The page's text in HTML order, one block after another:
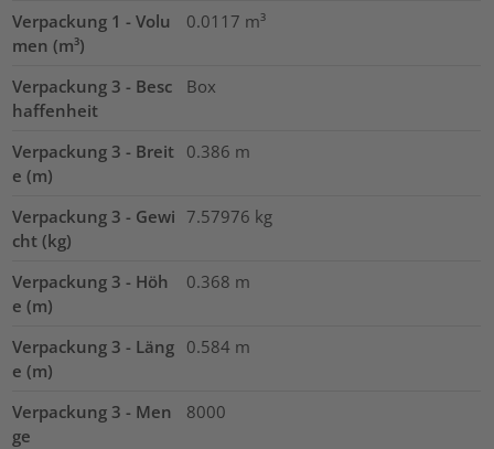
Verpackung 1 - Volu
men (m³)
0.0117 m³
Verpackung 3 - Besc
haffenheit
Box
Verpackung 3 - Breit
e (m)
0.386 m
Verpackung 3 - Gewi
cht (kg)
7.57976 kg
Verpackung 3 - Höh
e (m)
0.368 m
Verpackung 3 - Läng
e (m)
0.584 m
Verpackung 3 - Men
ge
8000